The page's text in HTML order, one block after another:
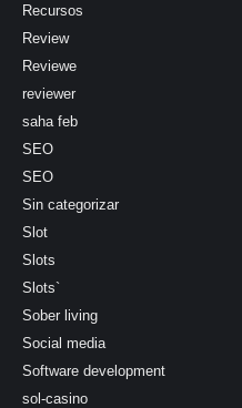
Recursos
Review
Reviewe
reviewer
saha feb
SEO
SEO
Sin categorizar
Slot
Slots
Slots`
Sober living
Social media
Software development
sol-casino